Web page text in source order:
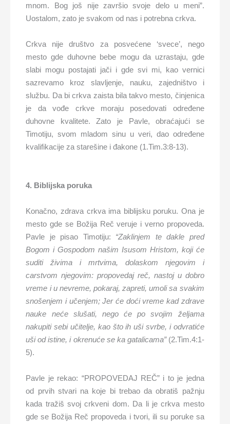
mnom. Bog još nije završio svoje delo u meni”.
Uostalom, zato je svakom od nas i potrebna crkva.
Crkva nije društvo za posvećene ‘svece’, nego
mesto gde duhovne bebe mogu da uzrastaju, gde
slabi mogu postajati jači i gde svi mi, kao vernici
sazrevamo kroz slavljenje, nauku, zajedništvo i
službu. Da bi crkva zaista bila takvo mesto, činjenica
je da vođe crkve moraju posedovati određene
duhovne kvalitete. Zato je Pavle, obraćajući se
Timotiju, svom mladom sinu u veri, dao određene
kvalifikacije za starešine i đakone (1.Tim.3:8-13).
4. Biblijska poruka
Konačno, zdrava crkva ima biblijsku poruku. Ona je
mesto gde se Božija Reč veruje i verno propoveda.
Pavle je pisao Timotiju: “Zaklinjem te dakle pred
Bogom i Gospodom našim Isusom Hristom, koji će
suditi živima i mrtvima, dolaskom njegovim i
carstvom njegovim: propovedaj reč, nastoj u dobro
vreme i u nevreme, pokaraj, zapreti, umoli sa svakim
snošenjem i učenjem; Jer će doći vreme kad zdrave
nauke neće slušati, nego će po svojim željama
nakupiti sebi učitelje, kao što ih uši svrbe, i odvratiće
uši od istine, i okrenuće se ka gatalicama”(2.Tim.4:1-
5).
Pavle je rekao: “PROPOVEDAJ REČ” i to je jedna
od prvih stvari na koje bi trebao da obratiš pažnju
kada tražiš svoj crkveni dom. Da li je crkva mesto
gde se Božija Reč propoveda i tvori, ili su poruke sa